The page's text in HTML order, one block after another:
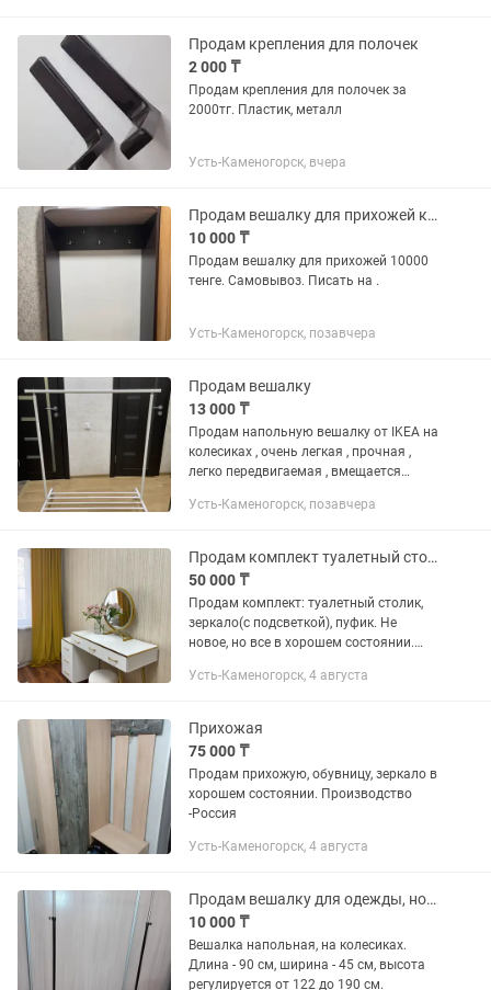
Продам крепления для полочек
2 000 ₸
Продам крепления для полочек за
2000тг. Пластик, металл
Усть-Каменогорск, вчера
Продам вешалку для прихожей комнаты
10 000 ₸
Продам вешалку для прихожей 10000
тенге. Самовывоз. Писать на .
Усть-Каменогорск, позавчера
Продам вешалку
13 000 ₸
Продам напольную вешалку от IKEA на
колесиках , очень легкая , прочная ,
легко передвигаемая , вмещается
очень легко и быстро . В хорошем
Усть-Каменогорск, позавчера
Продам комплект туалетный столик, зеркало, пуфик
50 000 ₸
Продам комплект: туалетный столик,
зеркало(с подсветкой), пуфик. Не
новое, но все в хорошем состоянии.
120тыс., отдам за 50тыс. Самовывоз.
Усть-Каменогорск, 4 августа
Прихожая
75 000 ₸
Продам прихожую, обувницу, зеркало в
хорошем состоянии. Производство
-Россия
Усть-Каменогорск, 4 августа
Продам вешалку для одежды, новую, в упаковке
10 000 ₸
Вешалка напольная, на колесиках.
Длина - 90 см, ширина - 45 см, высота
регулируется от 122 до 190 см.